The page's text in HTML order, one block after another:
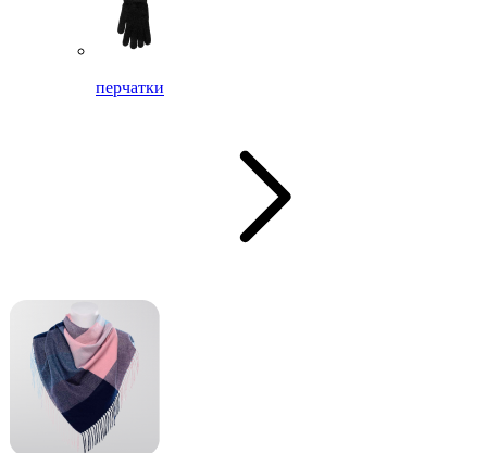
перчатки